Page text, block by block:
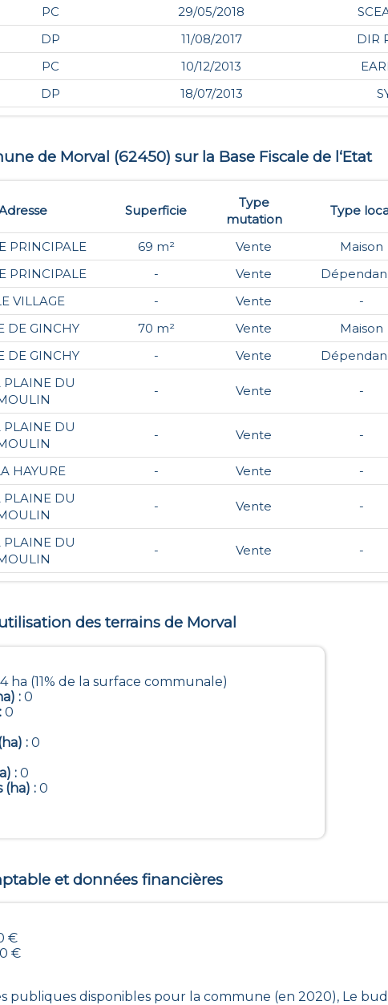
PC 29/05/2018
DP 11/08/2017
DIR
PC 10/12/2013
DP 18/07/2013
de Morval (62450) sur la Base Fiscale de l‘Etat
Superficie
Type
mutation
Type
PRINCIPALE 69 m² Vente Maison
PRINCIPALE - Vente
VILLAGE - Vente -
DE GINCHY 70 m² Vente Maison
DE GINCHY - Vente
PLAINE DU
- Vente -
PLAINE DU
- Vente -
HAYURE - Vente -
PLAINE DU
- Vente -
PLAINE DU
- Vente -
des terrains de Morval
ha (11% de la surface communale)
: 0
0
: 0
: 0
: 0
et données financières
€
€
publiques disponibles pour la commune (en 2020), Le